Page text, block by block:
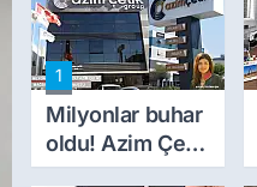
1
Milyonlar buhar
oldu! Azim Çelik
inşaat mağduru